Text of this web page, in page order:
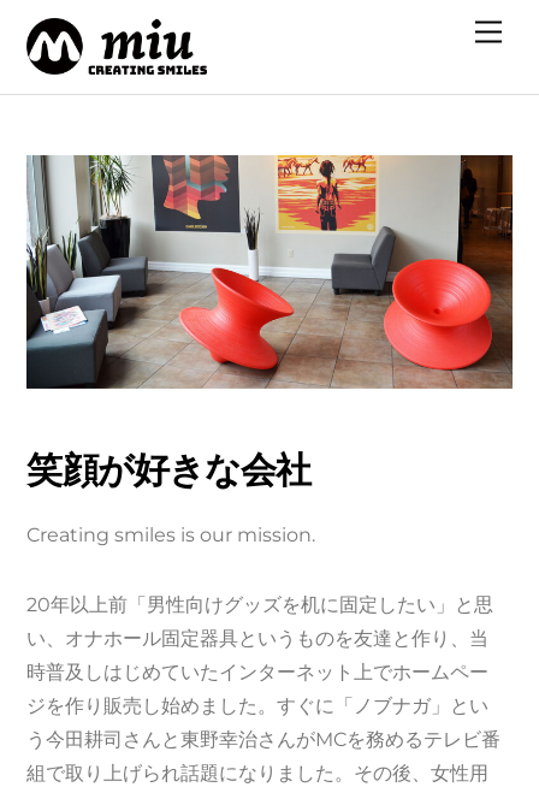
content
笑顔が好きな会社
Creating smiles is our mission.
20年以上前「男性向けグッズを机に固定したい」と思
い、オナホール固定器具というものを友達と作り、当
時普及しはじめていたインターネット上でホームペー
ジを作り販売し始めました。すぐに「ノブナガ」とい
う今田耕司さんと東野幸治さんがMCを務めるテレビ番
組で取り上げられ話題になりました。その後、女性用